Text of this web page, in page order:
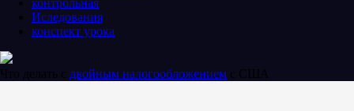
Иследования
конспект урока
Что делать с двойным налогообложением с США